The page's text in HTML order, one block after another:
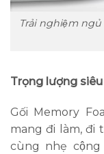
Trải nghiệm
Trọng lượng
Gối Memory
mang đi làm, đi
cùng nhẹ